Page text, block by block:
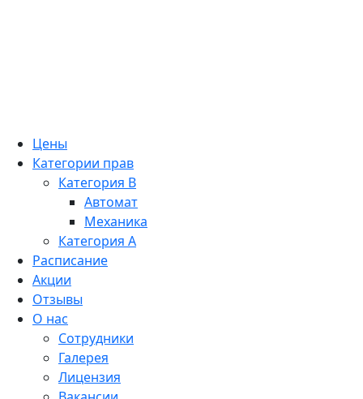
Цены
Категории прав
Категория B
Автомат
Механика
Категория A
Расписание
Акции
Отзывы
О нас
Сотрудники
Галерея
Лицензия